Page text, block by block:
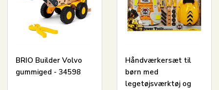
BRIO Builder Volvo
gummiged - 34598
Håndværkersæt til
børn med
legetøjsværktøj og